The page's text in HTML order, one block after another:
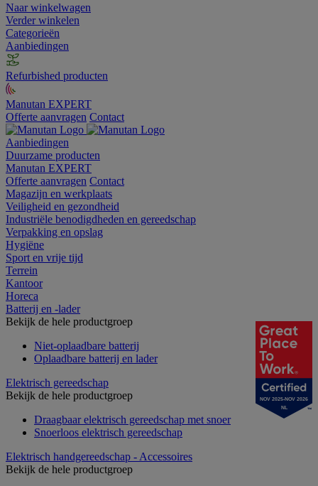
Naar winkelwagen
Verder winkelen
Categorieën
Aanbiedingen
Refurbished producten
Manutan EXPERT
Offerte aanvragen Contact
Aanbiedingen
Duurzame producten
Manutan EXPERT
Offerte aanvragen Contact
Magazijn en werkplaats
Veiligheid en gezondheid
Industriële benodigdheden en gereedschap
Verpakking en opslag
Hygiëne
Sport en vrije tijd
Terrein
Kantoor
Horeca
Batterij en -lader
Bekijk de hele productgroep
Niet-oplaadbare batterij
Oplaadbare batterij en lader
Elektrisch gereedschap
Bekijk de hele productgroep
Draagbaar elektrisch gereedschap met snoer
Snoerloos elektrisch gereedschap
Elektrisch handgereedschap - Accessoires
Bekijk de hele productgroep
NOV 2025-NOV 2026
NL